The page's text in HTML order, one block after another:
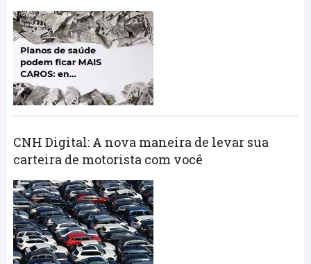
CNH Digital: A nova maneira de levar sua
carteira de motorista com você